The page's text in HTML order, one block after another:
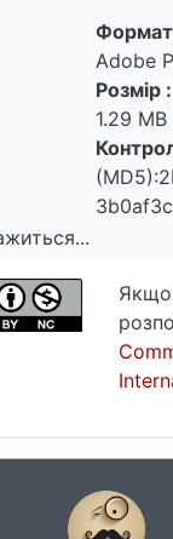
Adobe
Розмір :
1.29 MB
Якщо